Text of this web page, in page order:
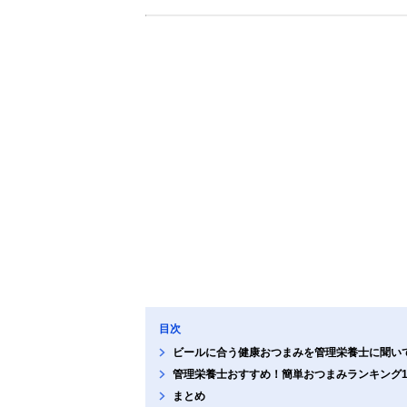
目次
ビールに合う健康おつまみを管理栄養士に聞い
管理栄養士おすすめ！簡単おつまみランキング
まとめ